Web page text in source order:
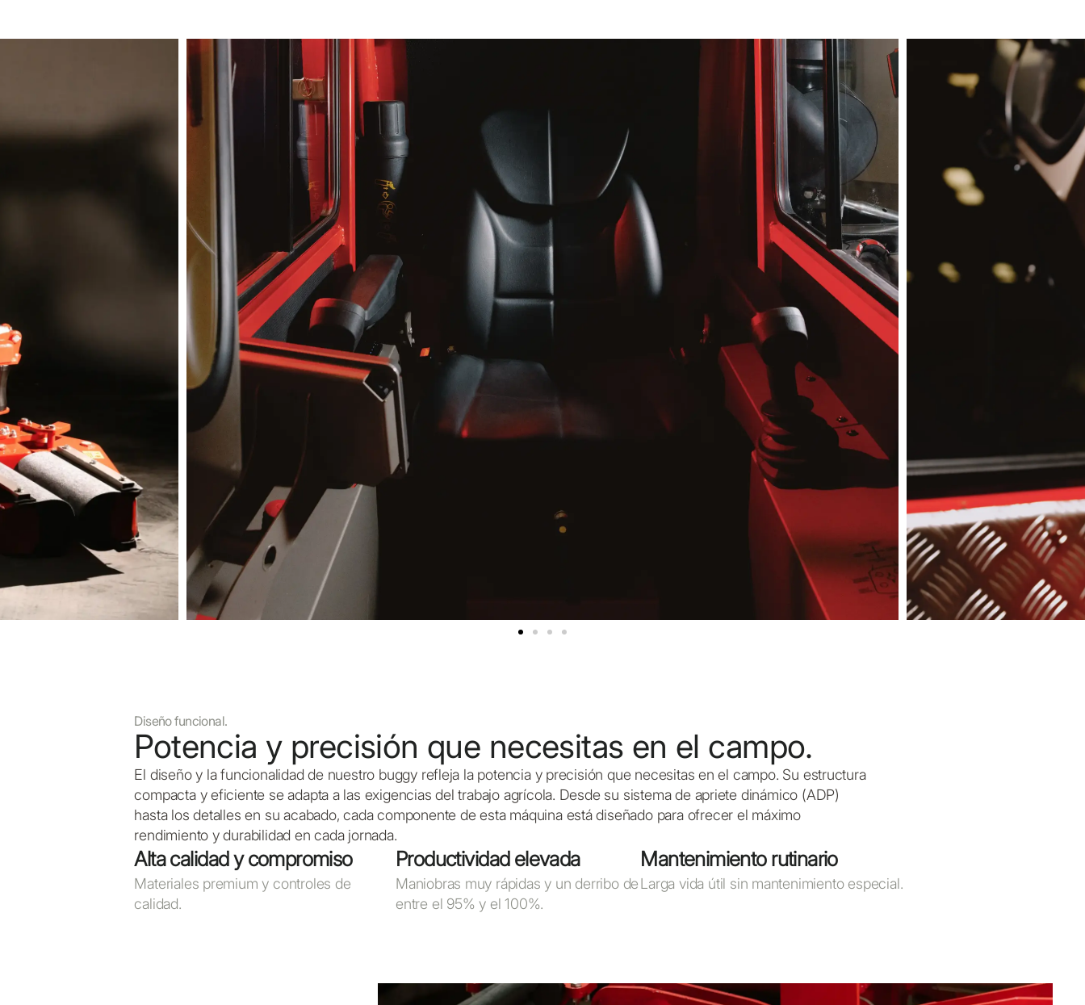
Diseño funcional.
Potencia y precisión que necesitas en el campo.
El diseño y la funcionalidad de nuestro buggy refleja la potencia y precisión que necesitas en el campo. Su estructura
compacta y eficiente se adapta a las exigencias del trabajo agrícola. Desde su sistema de apriete dinámico (ADP)
hasta los detalles en su acabado, cada componente de esta máquina está diseñado para ofrecer el máximo
rendimiento y durabilidad en cada jornada.
Alta calidad y compromiso
Materiales premium y controles de
calidad.
Productividad elevada
Maniobras muy rápidas y un derribo de
entre el 95% y el 100%.
Mantenimiento rutinario
Larga vida útil sin mantenimiento especial.